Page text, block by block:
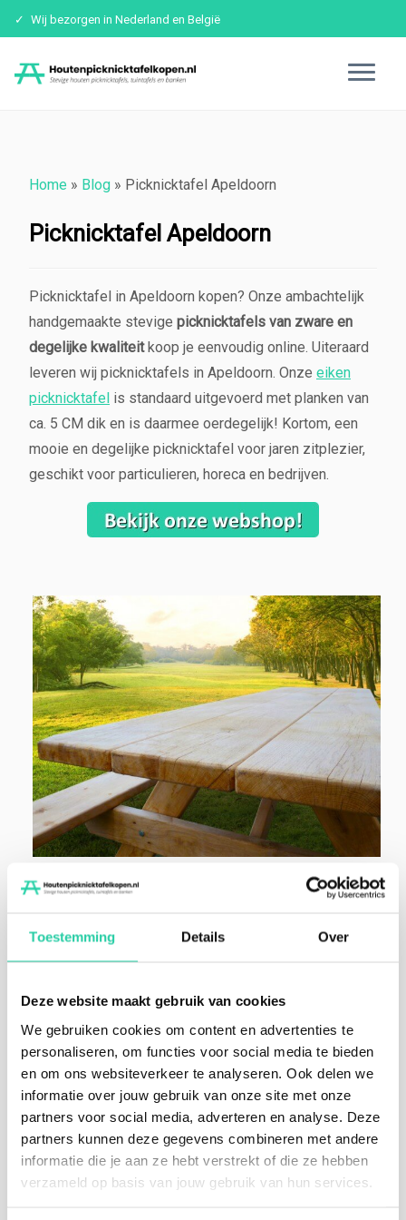
Toestemming Details Over
Deze website maakt gebruik van cookies
We gebruiken cookies om content en advertenties te
personaliseren, om functies voor social media te bieden
en om ons websiteverkeer te analyseren. Ook delen we
informatie over jouw gebruik van onze site met onze
partners voor social media, adverteren en analyse. Deze
partners kunnen deze gegevens combineren met andere
informatie die je aan ze hebt verstrekt of die ze hebben
verzameld op basis van jouw gebruik van hun services.
Wij bezorgen in Nederland en België
Home » Blog » Picknicktafel Apeldoorn
Picknicktafel Apeldoorn
Picknicktafel in Apeldoorn kopen? Onze ambachtelijk
handgemaakte stevige picknicktafels van zware en
degelijke kwaliteitkoop je eenvoudig online. Uiteraard
leveren wij picknicktafels in Apeldoorn. Onze eiken
picknicktafel is standaard uitgevoerd met planken van
ca. 5 CM dik en is daarmee oerdegelijk! Kortom, een
mooie en degelijke picknicktafel voor jaren zitplezier,
geschikt voor particulieren, horeca en bedrijven.
Eiken picknicktafel leverbaar in Apeldoorn
Deze 4 persoons picknickbank is gemaakt van
eikenhout. Het hout bewerken wij in onze
massieve picknicktafel. Deze tafel heeft onbehandeld
van nature een hoge duurzaamheid en is daarom erg
geschikt voor buitengebruik. In de buitenlucht zal het
hout na verloop van tijd vergrijzen, tenzij je het hout
bewerkt.Lees hier meer productkenmerken.
Afhankelijk van het seizoen kan de voorraad en
levertijd variëren. Doorgaans kunnen wij binnen 3